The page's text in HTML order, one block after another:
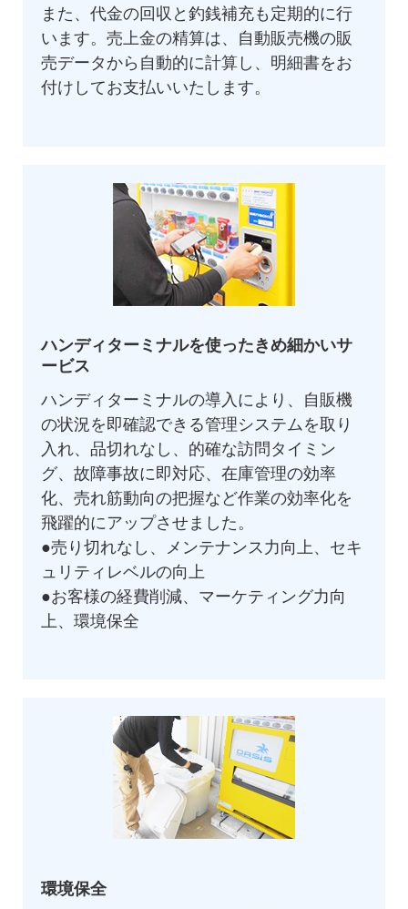
また、代金の回収と釣銭補充も定期的に行
います。売上金の精算は、自動販売機の販
売データから自動的に計算し、明細書をお
付けしてお支払いいたします。
ハンディターミナルを使ったきめ細かいサ
ービス
ハンディターミナルの導入により、自販機
の状況を即確認できる管理システムを取り
入れ、品切れなし、的確な訪問タイミン
グ、故障事故に即対応、在庫管理の効率
化、売れ筋動向の把握など作業の効率化を
飛躍的にアップさせました。
●売り切れなし、メンテナンス力向上、セキ
ュリティレベルの向上
●お客様の経費削減、マーケティング力向
上、環境保全
環境保全